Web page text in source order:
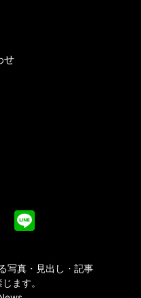
せ
写真・見出し・記事
ます。